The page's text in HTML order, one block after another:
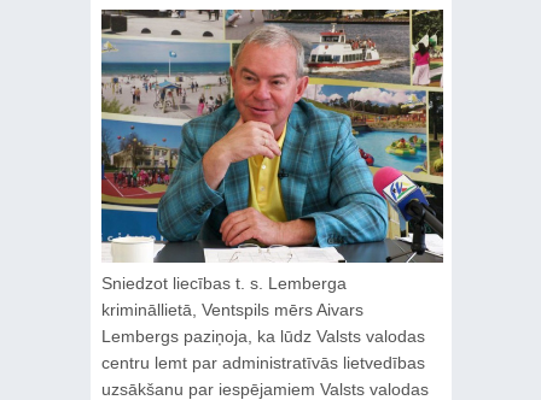
Sniedzot liecības t. s. Lemberga
krimināllietā, Ventspils mērs Aivars
Lembergs paziņoja, ka lūdz Valsts valodas
centru lemt par administratīvās lietvedības
uzsākšanu par iespējamiem Valsts valodas